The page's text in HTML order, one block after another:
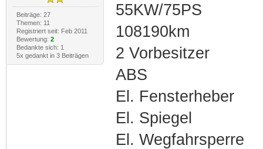
Beiträge: 27
Themen: 11
Registriert seit: Feb 2011
Bewertung: 2
Bedankte sich: 1
5x gedankt in 3 Beiträgen
55KW/75PS
108190km
2 Vorbesitzer
ABS
El. Fensterheber
El. Spiegel
El. Wegfahrsperre